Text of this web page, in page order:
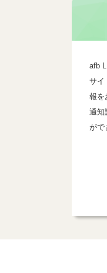
afb
サイ
報を
通知
がで